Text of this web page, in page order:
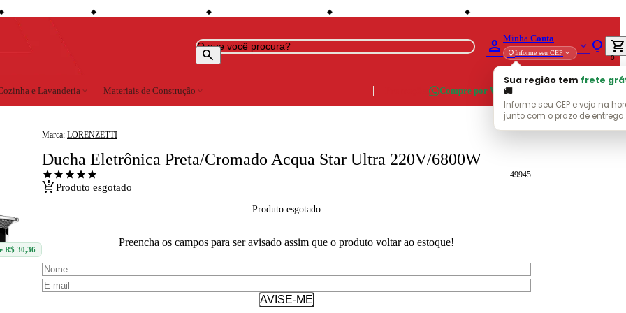
shopping_bag credit_card local_shipping storefront
search person Minha Conta
location_onInforme seu CEP expand_more expand_more lightbulb shopping_cart
0
e Lavanderia expand_more Materiais de Construção expand_more Compre por WhatsApp
Sua região tem frete
🚚
Informe seu CEP e veja na
junto com o prazo de entrega.
R$ 30,36
Marca: LORENZETTI
Ducha Eletrônica Preta/Cromado Acqua Star Ultra 220V/6800W
star star star star star 49945
production_quantity_limitsProduto esgotado
Produto esgotado
Preencha os campos para ser avisado assim que o produto voltar ao estoque!
AVISE-ME